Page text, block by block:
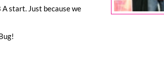
A start. Just because we